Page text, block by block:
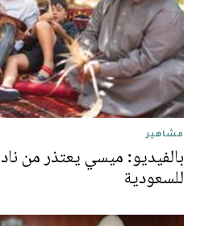
مشاهير
بالفيديو: ميسي يعتذر من
للسعودية